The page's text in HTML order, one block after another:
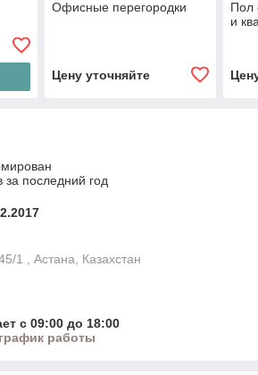
Офисные перегородки
Цену уточняйте
Пол
и
последний год
1 , Астана, Казахстан
с 09:00 до 18:00
работы